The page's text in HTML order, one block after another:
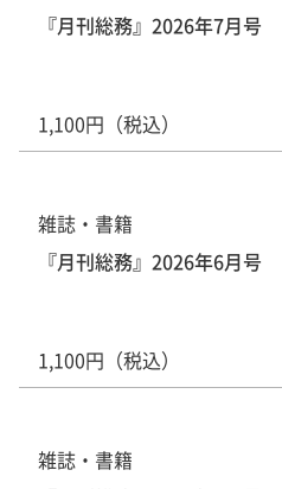
『月刊総務』2026年7月号
1,100円（税込）
雑誌・書籍
『月刊総務』2026年6月号
1,100円（税込）
雑誌・書籍